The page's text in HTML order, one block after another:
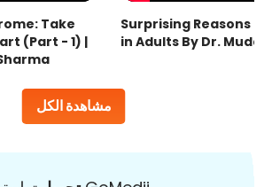
مشاهدة الكل
Take
(Part - 1) |
Surprising Reasons
in Adults By Dr.